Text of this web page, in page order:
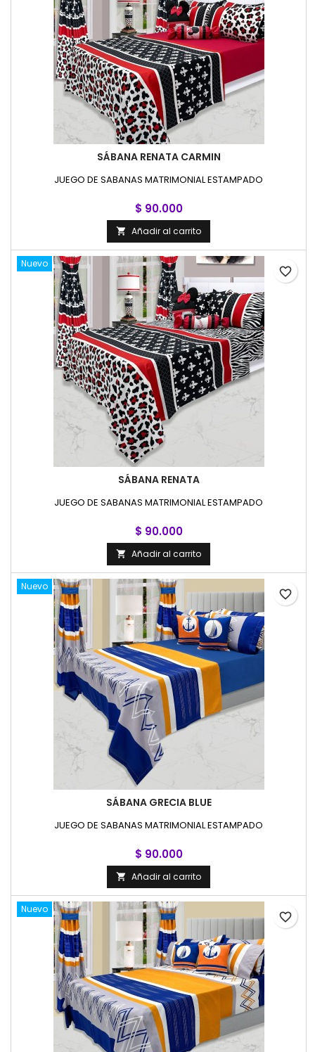
SÁBANA RENATA CARMIN
JUEGO DE SABANAS MATRIMONIAL ESTAMPADO
$ 90.000
 Añadir al carrito
Nuevo
SÁBANA RENATA
JUEGO DE SABANAS MATRIMONIAL ESTAMPADO
$ 90.000
 Añadir al carrito
favorite_border
Nuevo
SÁBANA GRECIA BLUE
JUEGO DE SABANAS MATRIMONIAL ESTAMPADO
$ 90.000
 Añadir al carrito
favorite_border
Nuevo
favorite_border